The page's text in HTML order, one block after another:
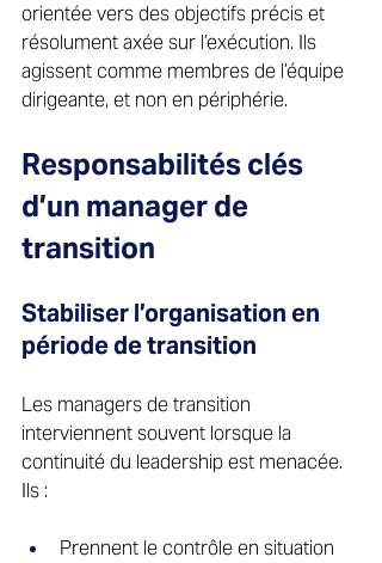
orientée vers des objectifs précis et
résolument axée sur l’exécution. Ils
agissent comme membres de l’équipe
dirigeante, et non en périphérie.
Responsabilités clés
d’un manager de
transition
Stabiliser l’organisation en
période de transition
Les managers de transition
interviennent souvent lorsque la
continuité du leadership est menacée.
Ils :
Prennent le contrôle en situation